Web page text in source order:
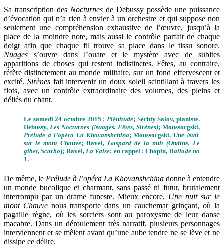
Sa transcription des Nocturnes de Debussy possède une puissance
d’évocation qui n’a rien à envier à un orchestre et qui suppose non
seulement une compréhension exhaustive de l’œuvre, jusqu’à la
place de la moindre note, mais aussi le contrôle parfait de chaque
doigt afin que chaque fil trouve sa place dans le tissu sonore.
Nuages s’ouvre dans l’ouate et le mystère avec de subites
apparitions de choses qui restent indistinctes. Fêtes, au contraire,
réfère distinctement au monde militaire, sur un fond effervescent et
excité. Sirènesfait intervenir un doux soleil scintillant à travers les
flots, avec un contrôle extraordinaire des volumes, des pleins et
déliés du chant.
Le samedi 24 octobre 2015 : Plénitude; Serhiy Salov, pianiste.
Debussy, Les Nocturnes (Nuages, Fêtes, Sirènes); Moussorgski,
Prélude à l’opéra La Khovanshchina; Moussorgski, Une Nuit
sur le mont Chauve; Ravel, Gaspard de la nuit (Ondine, Le
gibet, Scarbo); Ravel, La Valse; en rappel : Chopin, Ballade no
1.
De même, le Prélude à l’opéra La Khovanshchina donne à entendre
un monde bucolique et charmant, sans passé ni futur, brutalement
interrompu par un drame funeste. Mieux encore, Une nuit sur le
mont Chauve nous transporte dans un cauchemar grinçant, où la
pagaille règne, où les sorciers sont au paroxysme de leur danse
macabre. Dans un déroulement très narratif, plusieurs personnages
interviennent et se mêlent avant qu’une aube tendre ne se lève et ne
dissipe ce délire.